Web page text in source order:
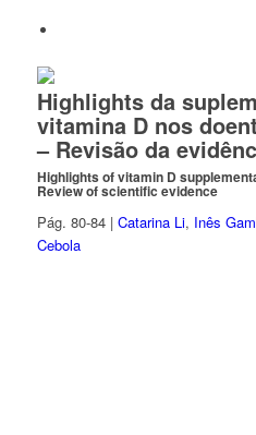
Highlights da
vitamina D nos
– Revisão da
Highlights of vitamin D
Review of scientific evidence
Pág. 80-84 | Catarina Li, Inês
Cebola